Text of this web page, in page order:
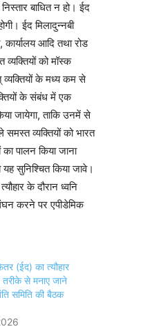
बाधित न हो। ईद
ईद मिलादुन्नबी
आदि तथा रोड
व्यक्तियों को मॉस्क
के मध्य कम से
के संबंध में एक
जायेगा, ताकि उनमें से
समस्त व्यक्तियों को भारत
पालन किया जाना
सुनिश्चित किया जावे।
के दौरान ध्वनि
करने पर एपीडेमिक
(ईद) का त्यौहार
तरीके से मनाए जाने
समिति की बैठक